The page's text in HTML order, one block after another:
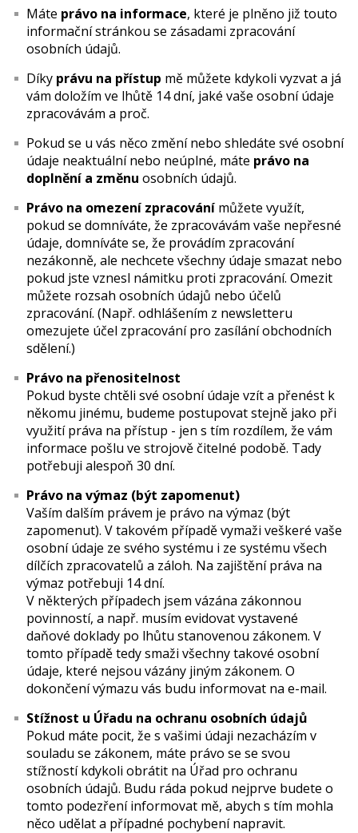
Máte právo na informace, které je plněno již touto
informační stránkou se zásadami zpracování
osobních údajů.
Díky právu na přístup mě můžete kdykoli vyzvat a já
vám doložím ve lhůtě 14 dní, jaké vaše osobní údaje
zpracovávám a proč.
Pokud se u vás něco změní nebo shledáte své osobní
údaje neaktuální nebo neúplné, máte právo na
doplnění a změnu osobních údajů.
Právo na omezení zpracování můžete využít,
pokud se domníváte, že zpracovávám vaše nepřesné
údaje, domníváte se, že provádím zpracování
nezákonně, ale nechcete všechny údaje smazat nebo
pokud jste vznesl námitku proti zpracování. Omezit
můžete rozsah osobních údajů nebo účelů
zpracování. (Např. odhlášením z newsletteru
omezujete účel zpracování pro zasílání obchodních
sdělení.)
Právo na přenositelnost
Pokud byste chtěli své osobní údaje vzít a přenést k
někomu jinému, budeme postupovat stejně jako při
využití práva na přístup - jen s tím rozdílem, že vám
informace pošlu ve strojově čitelné podobě. Tady
potřebuji alespoň 30 dní.
Právo na výmaz (být zapomenut)
Vaším dalším právem je právo na výmaz (být
zapomenut). V takovém případě vymaži veškeré vaše
osobní údaje ze svého systému i ze systému všech
dílčích zpracovatelů a záloh. Na zajištění práva na
výmaz potřebuji 14 dní.
V některých případech jsem vázána zákonnou
povinností, a např. musím evidovat vystavené
daňové doklady po lhůtu stanovenou zákonem. V
tomto případě tedy smaži všechny takové osobní
údaje, které nejsou vázány jiným zákonem. O
dokončení výmazu vás budu informovat na e-mail.
Stížnost u Úřadu na ochranu osobních údajů
Pokud máte pocit, že s vašimi údaji nezacházím v
souladu se zákonem, máte právo se se svou
stížností kdykoli obrátit na Úřad pro ochranu
osobních údajů. Budu ráda pokud nejprve budete o
tomto podezření informovat mě, abych s tím mohla
něco udělat a případné pochybení napravit.